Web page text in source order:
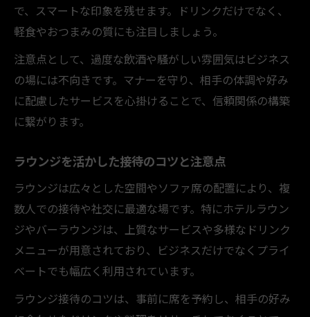
で、スマートな印象を残せます。ドリンクだけでなく、
軽食やおつまみの質にも注目しましょう。
注意点として、過度な飲酒や騒がしい雰囲気はビジネス
の場には不向きです。マナーを守り、相手の体調や好み
に配慮したサービスを心掛けることで、信頼関係の構築
に繋がります。
ラウンジを活かした接待のコツと注意点
ラウンジは広々とした空間やソファ席の配置により、複
数人での接待や社交に最適な場です。特にホテルラウン
ジやバーラウンジは、上質なサービスや多様なドリンク
メニューが用意されており、ビジネスだけでなくプライ
ベートでも幅広く利用されています。
ラウンジ接待のコツは、事前に席を予約し、相手の好み